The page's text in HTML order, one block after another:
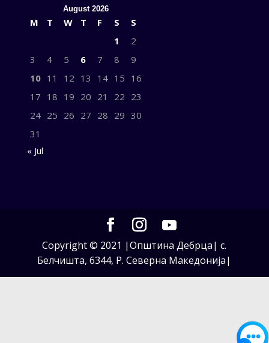
August 2026
M T W T F S
S
1
2
3
4 5 6 7 8
9
10 11 12 13 14 15 16
17 18 19 20 21 22 23
24 25 26 27 28 29 30
31
« Jul
Copyright © 2021 |Општина Дебрца| с.
Белчишта, 6344, Р. Северна Македонија|